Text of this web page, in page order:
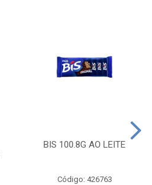
BIS 100.8G AO LEITE
Código: 426763